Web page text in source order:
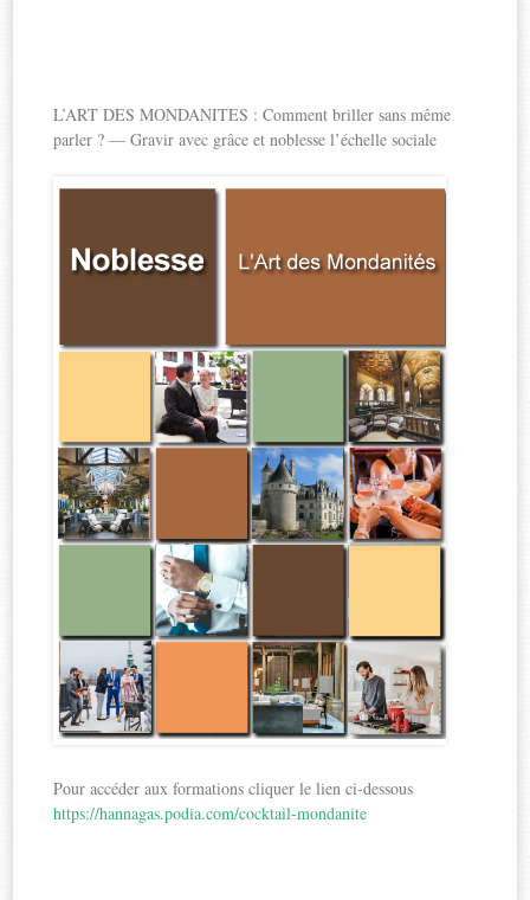
L’ART DES MONDANITES : Comment briller sans même
parler ? — Gravir avec grâce et noblesse l’échelle sociale
Pour accéder aux formations cliquer le lien ci-dessous
https://hannagas.podia.com/cocktail-mondanite